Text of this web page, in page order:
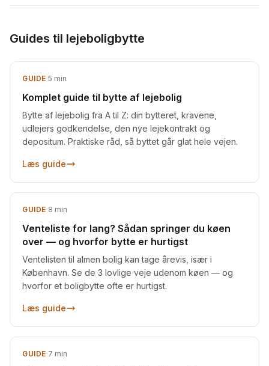
Guides til lejeboligbytte
GUIDE·5 min
Komplet guide til bytte af lejebolig
Bytte af lejebolig fra A til Z: din bytteret, kravene,
udlejers godkendelse, den nye lejekontrakt og
depositum. Praktiske råd, så byttet går glat hele vejen.
Læs guide
GUIDE·8 min
Venteliste for lang? Sådan springer du køen
over — og hvorfor bytte er hurtigst
Ventelisten til almen bolig kan tage årevis, især i
København. Se de 3 lovlige veje udenom køen — og
hvorfor et boligbytte ofte er hurtigst.
Læs guide
GUIDE·7 min